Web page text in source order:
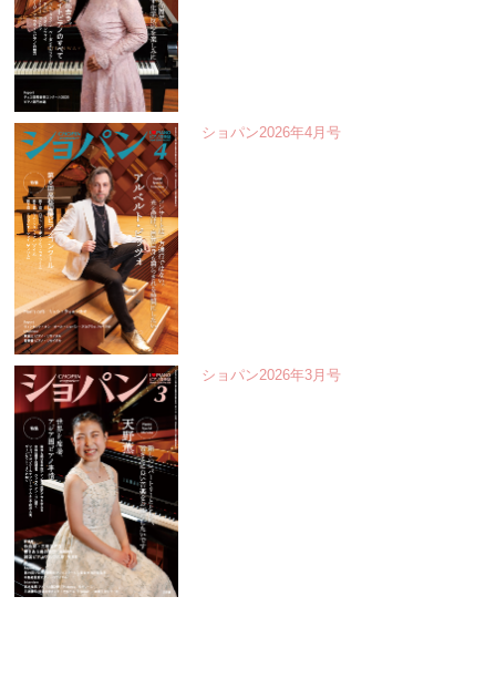
ショパン2026年4月号
ショパン2026年3月号